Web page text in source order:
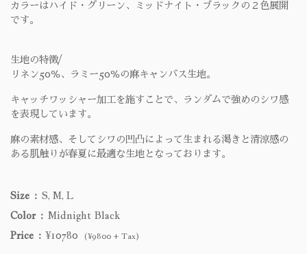
カラーはハイド・グリーン、ミッドナイト・ブラックの２色展開
です。
生地の特徴/
リネン50％、ラミー50％の麻キャンバス生地。
キャッチワッシャー加工を施すことで、ランダムで強めのシワ感
を表現しています。
麻の素材感、そしてシワの凹凸によって生まれる渇きと清涼感の
ある肌触りが春夏に最適な生地となっております。
Size
S, M, L
Color
Midnight Black
Price
¥10780 (¥9800 + Tax)